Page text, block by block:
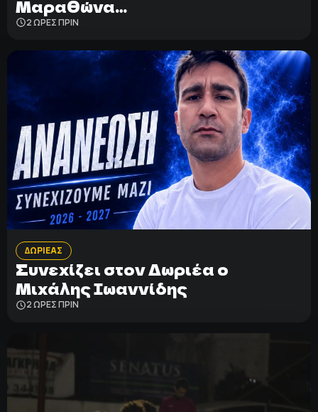
Μαραθώνα…
2 ΩΡΕΣ ΠΡΙΝ
ΔΩΡΙΕΑΣ
Συνεχίζει στον Δωριέα ο
Μιχάλης Ιωαννίδης
2 ΩΡΕΣ ΠΡΙΝ